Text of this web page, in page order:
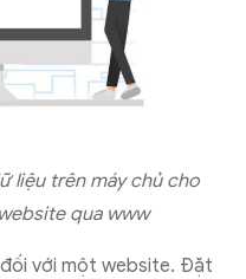
liệu trên máy chủ cho
qua www
với một website. Đặt